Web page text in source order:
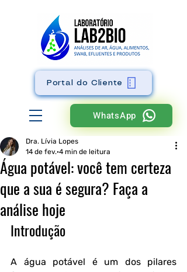
WhatsApp
Portal do Cliente
Água potável: você tem certeza
que a sua é segura? Faça a
análise hoje
Dra. Lívia Lopes
14 de fev. 4 min de leitura
Introdução
A água potável é um dos pilares